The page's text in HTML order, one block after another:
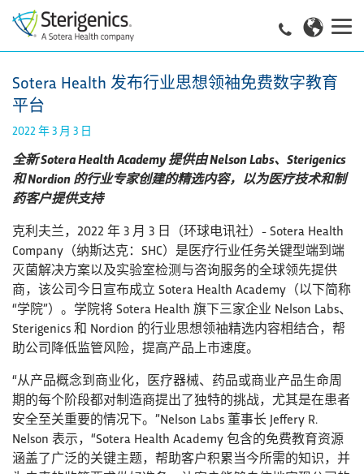
Sotera Health 发布行业思想领袖免费数字教育
平台
2022 年 3 月 3 日
全新 Sotera Health Academy 提供由 Nelson Labs、Sterigenics
和 Nordion 的行业专家创建的精选内容，以为医疗技术和制
药客户提供支持
克利夫兰，2022 年 3 月 3 日（环球电讯社）- Sotera Health
Company（纳斯达克：SHC）是医疗行业任务关键型端到端
灭菌解决方案以及实验室检测与咨询服务的全球领先提供
商，该公司今日宣布成立 Sotera Health Academy（以下简称
“学院”）。学院将 Sotera Health 旗下三家企业 Nelson Labs、
Sterigenics 和 Nordion 的行业思想领袖精选内容相结合，帮
助公司降低监管风险，提高产品上市速度。
“从产品概念到商业化，医疗器械、药品或商业产品生命周
期的每个阶段都对制造商提出了独特的挑战，尤其是在患者
安全至关重要的情况下。”Nelson Labs 董事长 Jeffery R.
Nelson 表示，“Sotera Health Academy 包含的免费教育资源
涵盖了广泛的关键主题，帮助客户积累当今所需的知识，并